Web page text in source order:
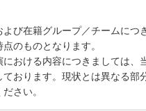
び在籍グループ／チームにつ
のものとなります。
おける内容につきましては、
おります。現状とは異なる部
さい。